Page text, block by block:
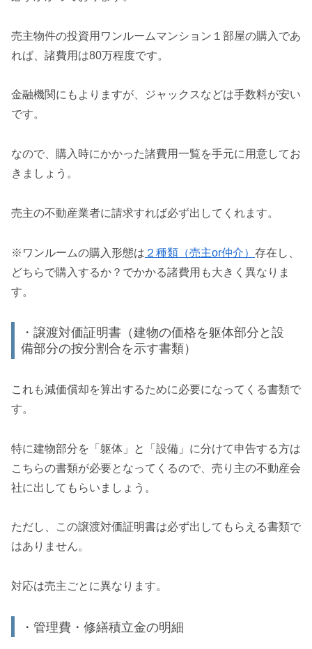
売主物件の投資用ワンルームマンション１部屋の購入であ
れば、諸費用は80万程度です。
金融機関にもよりますが、ジャックスなどは手数料が安い
です。
なので、購入時にかかった諸費用一覧を手元に用意してお
きましょう。
売主の不動産業者に請求すれば必ず出してくれます。
※ワンルームの購入形態は ２種類（売主or仲介） 存在し、
どちらで購入するか？でかかる諸費用も大きく異なりま
す。
・譲渡対価証明書（建物の価格を躯体部分と設
備部分の按分割合を示す書類）
これも減価償却を算出するために必要になってくる書類で
す。
特に建物部分を「躯体」と「設備」に分けて申告する方は
こちらの書類が必要となってくるので、売り主の不動産会
社に出してもらいましょう。
ただし、この譲渡対価証明書は必ず出してもらえる書類で
はありません。
対応は売主ごとに異なります。
・管理費・修繕積立金の明細